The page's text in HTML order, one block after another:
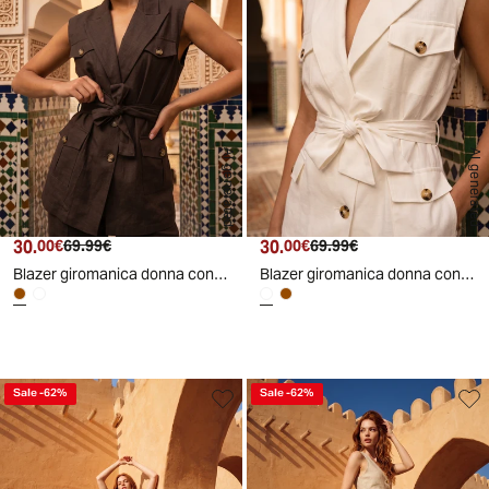
AI generated
Prezzo attuale
30.00€ Prezzo originale
69.99€
Blazer giromanica donna con tasche davanti - Caffe'
AI generated
Prezzo attuale
30.00€ Prezzo originale
69.99€
Blazer giromanica donna con tasche davanti - Bianco latte
Sale-62% Sale-62%